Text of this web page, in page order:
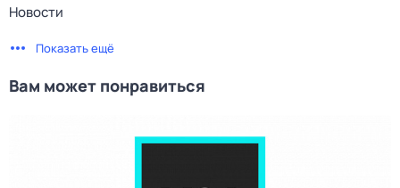
Новости
Показать ещё
Вам может понравиться